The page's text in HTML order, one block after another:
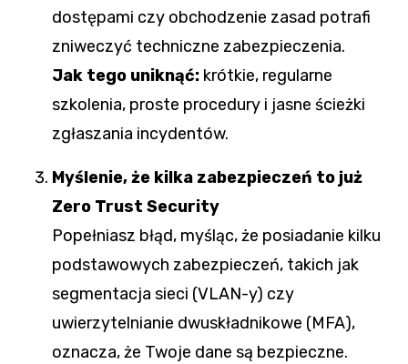
dostępami czy obchodzenie zasad potrafi
zniweczyć techniczne zabezpieczenia.
Jak tego uniknąć: krótkie, regularne
szkolenia, proste procedury i jasne ścieżki
zgłaszania incydentów.
Myślenie, że kilka zabezpieczeń to już
Zero Trust Security
Popełniasz błąd, myśląc, że posiadanie kilku
podstawowych zabezpieczeń, takich jak
segmentacja sieci (VLAN-y) czy
uwierzytelnianie dwuskładnikowe (MFA),
oznacza, że Twoje dane są bezpieczne.